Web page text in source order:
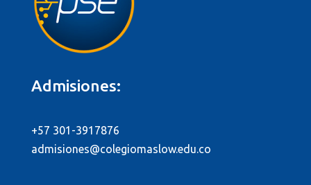
Admisiones:
+57 301-3917876
admisiones@colegiomaslow.edu.co